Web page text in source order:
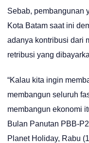
Sebab, pembangunan
Kota Batam saat ini
adanya kontribusi dari
retribusi yang
“Kalau kita ingin
membangun seluruh
membangun ekonomi
Bulan Panutan PBB-
Planet Holiday, Rabu